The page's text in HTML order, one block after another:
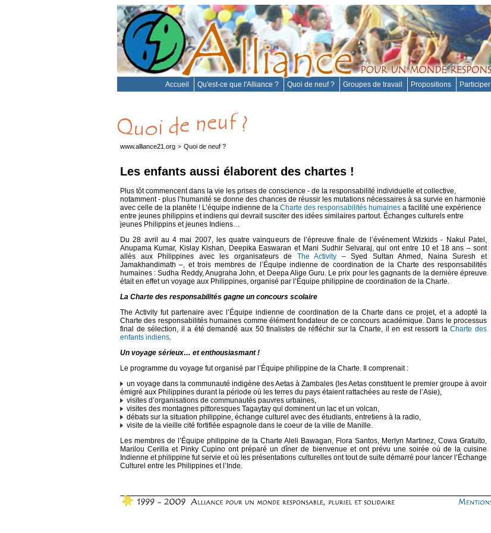
Accueil Qu'est-ce que l'Alliance ? Quoi de neuf ? Groupes de travail Propositions Participer
www.alliance21.org > Quoi de neuf ?
Les enfants aussi élaborent des chartes !
Plus tôt commencent dans la vie les prises de conscience - de la responsabilité individuelle et collective,
notamment - plus l’humanité se donne des chances de réussir les mutations nécessaires à sa survie en harmonie
avec celle de la planète ! L’équipe indienne de la Charte des responsabilités humaines a facilité une expérience
entre jeunes philippins et indiens qui devrait susciter des idées similaires partout. Échanges culturels entre
jeunes Philippins et jeunes Indiens…
Du 28 avril au 4 mai 2007, les quatre vainqueurs de l’épreuve finale de l’événement Wizkids - Nakul Patel,
Anupama Kumar, Kislay Kishan, Deepika Easwaran et Mani Sudhir Selvaraj, qui ont entre 10 et 18 ans – sont
allés aux Philippines avec les organisateurs de The Activity – Syed Sultan Ahmed, Naina Suresh et
Jamakhandimath –, et trois membres de l’Équipe indienne de coordination de la Charte des responsabilités
humaines : Sudha Reddy, Anugraha John, et Deepa Alige Guru. Le prix pour les gagnants de la dernière épreuve
était en effet un voyage aux Philippines, organisé par l’Équipe philippine de coordination de la Charte.
La Charte des responsabilités gagne un concours scolaire
The Activity fut partenaire avec l’Équipe indienne de coordination de la Charte dans ce projet, et a adopté la
Charte des responsabilités humaines comme élément fondateur de ce concours académique. Dans le processus
final de sélection, il a été demandé aux 50 finalistes de réfléchir sur la Charte, il en est ressorti laCharte des
enfants indiens
Un voyage sérieux… et enthousiasmant !
Le programme du voyage fut organisé par l’Équipe philippine de la Charte. Il comprenait :
un voyage dans la communauté indigène des Aetas à Zambales (les Aetas constituent le premier groupe à avoir
émigré aux Philippines durant la période où les terres du pays étaient rattachées au reste de l’Asie),
visites d’organisations de communautés pauvres urbaines,
visites des montagnes pittoresques Tagaytay qui dominent un lac et un volcan,
débats sur la situation philippine, échange culturel avec des étudiants, entretiens à la radio,
visite de la vieille cité fortifiée espagnole dans le coeur de la ville de Manille.
Les membres de l’Équipe philippine de la Charte Aleli Bawagan, Flora Santos, Merlyn Martinez, Cowa Gratuito,
Marilou Cerilla et Pinky Cupino ont préparé un dîner de bienvenue et ont prévu une soirée où de la cuisine
Indienne et philippine fut servie et où les présentations culturelles ont tout de suite démarré pour lancer l’Échange
Culturel entre les Philippines et l’Inde.